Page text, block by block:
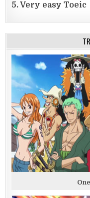
5. Very easy Toeic